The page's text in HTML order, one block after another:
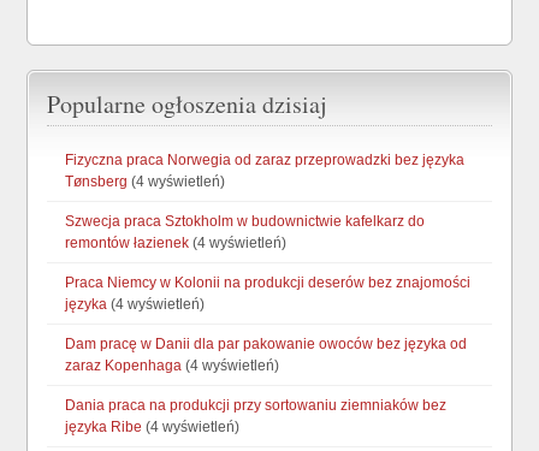
Popularne ogłoszenia dzisiaj
Fizyczna praca Norwegia od zaraz przeprowadzki bez języka
Tønsberg (4 wyświetleń)
Szwecja praca Sztokholm w budownictwie kafelkarz do
remontów łazienek (4 wyświetleń)
Praca Niemcy w Kolonii na produkcji deserów bez znajomości
języka (4 wyświetleń)
Dam pracę w Danii dla par pakowanie owoców bez języka od
zaraz Kopenhaga (4 wyświetleń)
Dania praca na produkcji przy sortowaniu ziemniaków bez
języka Ribe (4 wyświetleń)